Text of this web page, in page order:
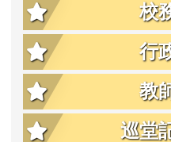
校
行
教
巡堂